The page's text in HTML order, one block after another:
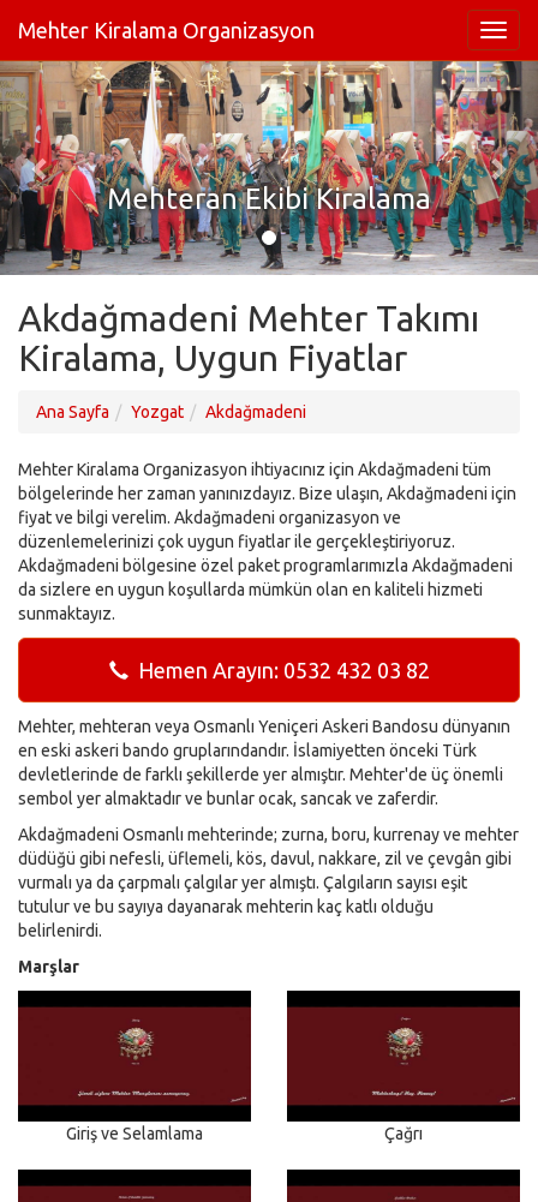
Mehter Kiralama Organizasyon
Mehteran Ekibi Kiralama
Akdağmadeni Mehter Takımı
Kiralama, Uygun Fiyatlar
Ana Sayfa Yozgat Akdağmadeni
Mehter Kiralama Organizasyon ihtiyacınız için Akdağmadeni tüm
bölgelerinde her zaman yanınızdayız. Bize ulaşın, Akdağmadeni için
fiyat ve bilgi verelim. Akdağmadeni organizasyon ve
düzenlemelerinizi çok uygun fiyatlar ile gerçekleştiriyoruz.
Akdağmadeni bölgesine özel paket programlarımızla Akdağmadeni
da sizlere en uygun koşullarda mümkün olan en kaliteli hizmeti
sunmaktayız.
Hemen Arayın: 0532 432 03 82
Mehter, mehteran veya Osmanlı Yeniçeri Askeri Bandosu dünyanın
en eski askeri bando gruplarındandır. İslamiyetten önceki Türk
devletlerinde de farklı şekillerde yer almıştır. Mehter'de üç önemli
sembol yer almaktadır ve bunlar ocak, sancak ve zaferdir.
Akdağmadeni Osmanlı mehterinde; zurna, boru, kurrenay ve mehter
düdüğü gibi nefesli, üflemeli, kös, davul, nakkare, zil ve çevgân gibi
vurmalı ya da çarpmalı çalgılar yer almıştı. Çalgıların sayısı eşit
tutulur ve bu sayıya dayanarak mehterin kaç katlı olduğu
belirlenirdi.
Marşlar
Giriş ve Selamlama Çağrı